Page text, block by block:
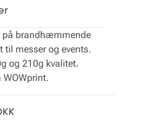
på brandhæmmende
til messer og events.
og 210g kvalitet.
WOWprint.